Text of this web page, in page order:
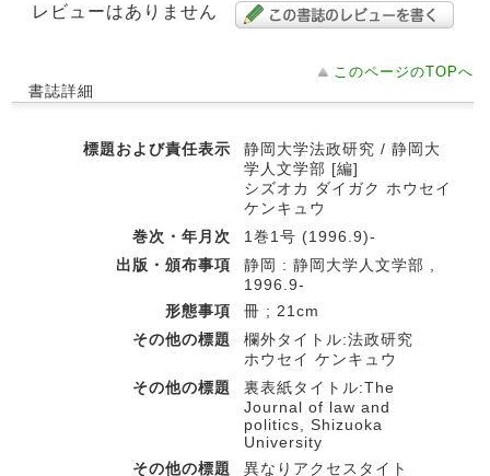
レビューはありません
このページのTOPへ
書誌詳細
標題および責任表示
静岡大学法政研究 / 静岡大
学人文学部 [編]
シズオカ ダイガク ホウセイ
ケンキュウ
巻次・年月次
1巻1号 (1996.9)-
出版・頒布事項
静岡 : 静岡大学人文学部 ,
1996.9-
形態事項
冊 ; 21cm
その他の標題
欄外タイトル:法政研究
ホウセイ ケンキュウ
その他の標題
裏表紙タイトル:The
Journal of law and
politics, Shizuoka
University
その他の標題
異なりアクセスタイト